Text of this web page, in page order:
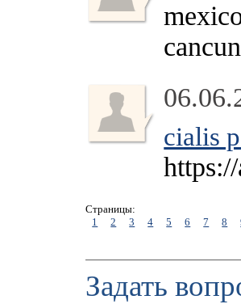
cancun
cialis
Страницы:
1
2 3 4 5 6 7 8
Задать